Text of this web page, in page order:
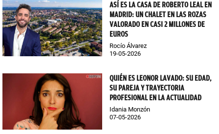
ASÍ ES LA CASA DE ROBERTO LEAL EN
MADRID: UN CHALET EN LAS ROZAS
VALORADO EN CASI 2 MILLONES DE
EUROS
Rocío Álvarez
19-05-2026
QUIÉN ES LEONOR LAVADO: SU EDAD,
SU PAREJA Y TRAYECTORIA
PROFESIONAL EN LA ACTUALIDAD
Idania Monzón
07-05-2026